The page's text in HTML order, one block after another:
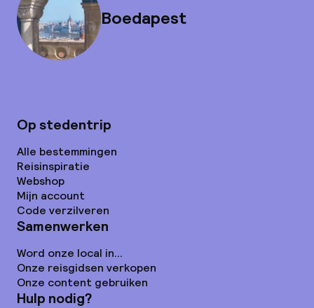
Boedapest
Op stedentrip
Alle bestemmingen
Reisinspiratie
Webshop
Mijn account
Code verzilveren
Samenwerken
Word onze local in...
Onze reisgidsen verkopen
Onze content gebruiken
Hulp nodig?